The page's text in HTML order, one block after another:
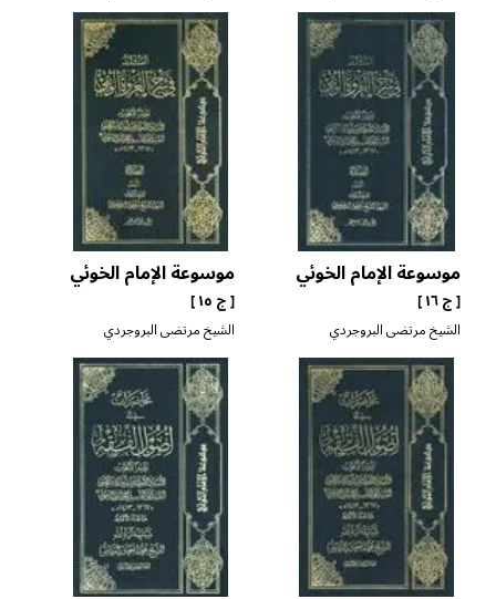
موسوعة الإمام الخوئي
[ ج ١٦ ]
الشيخ مرتضى البروجردي
موسوعة الإمام الخوئي
[ ج ١٥ ]
الشيخ مرتضى البروجردي